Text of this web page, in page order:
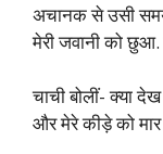
अचानक से उसी
मेरी जवानी को
चाची बोलीं- क्या
और मेरे कीड़े को